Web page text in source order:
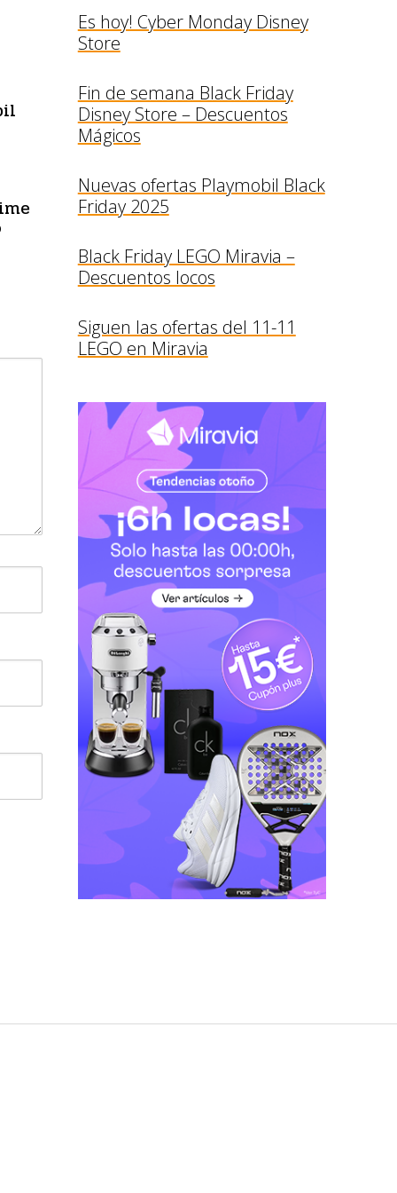
Es hoy! Cyber Monday Disney
Store
Fin de semana Black Friday
Disney Store – Descuentos
Mágicos
Nuevas ofertas Playmobil Black
Friday 2025
Black Friday LEGO Miravia –
Descuentos locos
Siguen las ofertas del 11-11
LEGO en Miravia